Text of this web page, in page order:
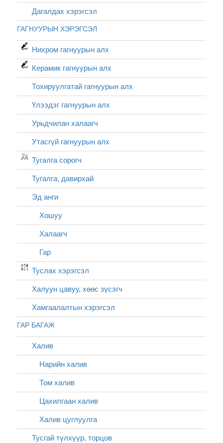
Дагалдах хэрэгсэл
ГАГНУУРЫН ХЭРЭГСЭЛ
Нихром гагнуурын алх
Керамик гагнуурын алх
Тохируулгатай гагнуурын алх
Үлээдэг гагнуурын алх
Урьдчилан халаагч
Утасгүй гагнуурын алх
Тугалга сорогч
Тугалга, давирхай
Эд анги
Хошуу
Халаагч
Гар
Туслах хэрэгсэл
Халуун цавуу, хөөс зүсэгч
Хамгаалалтын хэрэгсэл
ГАР БАГАЖ
Халив
Нарийн халив
Том халив
Цахилгаан халив
Халив цуглуулга
Тусгай түлхүүр, торцов